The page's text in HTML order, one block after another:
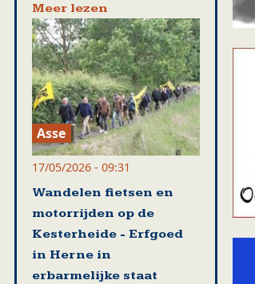
Meer lezen
Asse
17/05/2026 - 09:31
Wandelen fietsen en
motorrijden op de
Kesterheide - Erfgoed
in Herne in
erbarmelijke staat